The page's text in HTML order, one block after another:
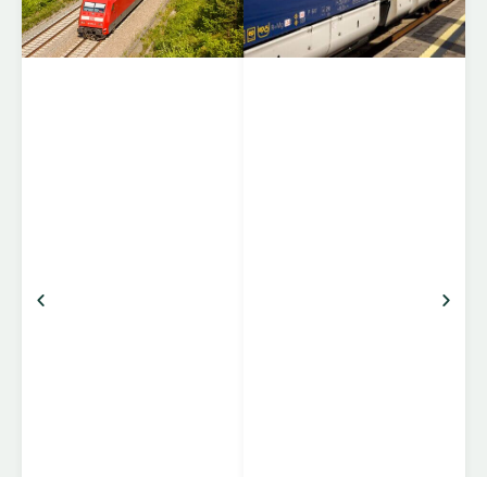
storbyer og regioner på
tværs af Europa. EC-